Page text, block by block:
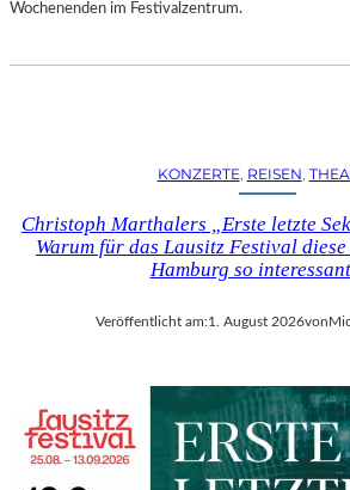
W
S
C
H
N
N
S
T
Ü
Wochenenden im Festivalzentrum.
KONZERTE, REISEN
Christoph Marthalers „Erste letzte
Warum für das Lausitz Festival
Hamburg so
Veröffentlicht am:1. August 2026von